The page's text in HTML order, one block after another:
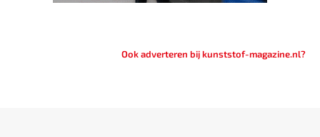
Ook adverteren bij kunststof-magazine.nl?